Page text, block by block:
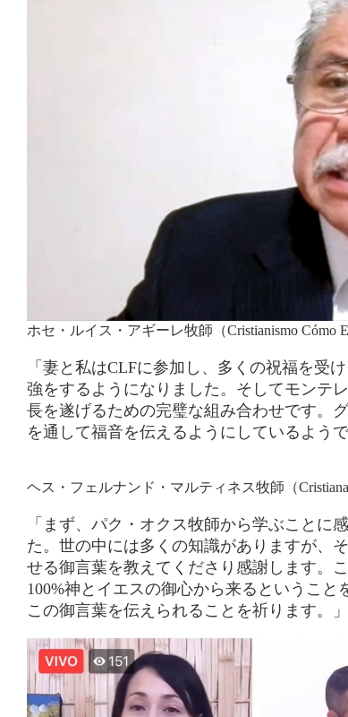
ホセ・ルイス・アギーレ牧師（Cristianismo Cómo
「妻と私はCLFに参加し、多くの祝福を受
強をするようになりました。そしてモンテ
長を遂げるための完璧な組み合わせです。
を通して福音を伝えるようにしているよう
ヘス・フェルナンド・マルティネス牧師（
「まず、パク・オクス牧師から学ぶことに
た。世の中には多くの知識がありますが、
せる御言葉を教えてくださり感謝します。
100%神とイエスの御心から来るというこ
この御言葉を伝えられることを祈ります。